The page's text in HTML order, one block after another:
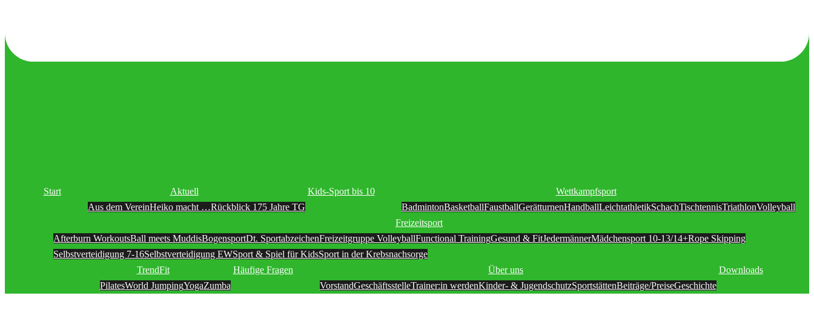
Start
Aktuell
Aus dem VereinHeiko macht …Rückblick 175 Jahre TG
Kids-Sport bis 10
Wettkampfsport
BadmintonBasketballFaustballGerätturnenHandballLeichtathletikSchachTischtennisTriathlonVolleyball
Freizeitsport
Afterburn WorkoutsBall meets MuddisBogensportDt. SportabzeichenFreizeitgruppe VolleyballFunctional TrainingGesund & FitJedermännerMädchensport 10-13/14+Rope Skipping
Selbstverteidigung 7-16Selbstverteidigung EWSport & Spiel für KidsSport in der Krebsnachsorge
TrendFit
PilatesWorld JumpingYogaZumba
Häufige Fragen
Über uns
VorstandGeschäftsstelleTrainer:in werdenKinder- & JugendschutzSportstättenBeiträge/PreiseGeschichte
Downloads